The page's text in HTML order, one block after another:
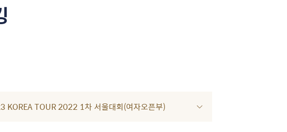
KOREA TOUR 2022 1차 서울대회(여자오픈부)